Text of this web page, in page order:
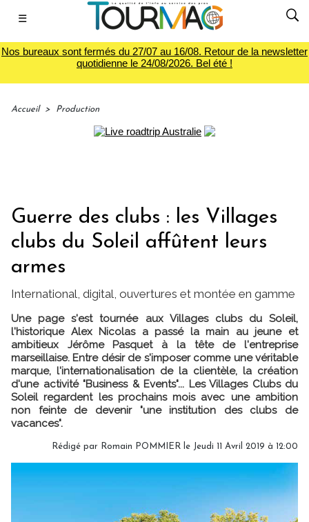
☰
Nos bureaux sont fermés du 27/07 au 16/08. Retour de la newsletter
quotidienne le 24/08/2026. Bel été !
Accueil > Production
Guerre des clubs : les Villages
clubs du Soleil affûtent leurs
armes
International, digital, ouvertures et montée en gamme
Une page s'est tournée aux Villages clubs du Soleil,
l'historique Alex Nicolas a passé la main au jeune et
ambitieux Jérôme Pasquet à la tête de l'entreprise
marseillaise. Entre désir de s'imposer comme une véritable
marque, l'internationalisation de la clientèle, la création
d'une activité "Business & Events"... Les Villages Clubs du
Soleil regardent les prochains mois avec une ambition
non feinte de devenir "une institution des clubs de
vacances".
Rédigé par Romain POMMIER le Jeudi 11 Avril 2019 à 12:00